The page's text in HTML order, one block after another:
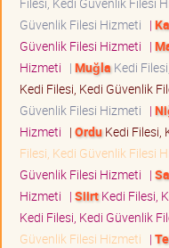
Güvenlik Filesi Hizmeti |
Güvenlik Filesi Hizmeti |
Hizmeti | Muğla Kedi
Kedi Filesi, Kedi Güvenlik
Güvenlik Filesi Hizmeti |
Hizmeti | OrduKedi Filesi,
Filesi, Kedi Güvenlik Filesi
Güvenlik Filesi Hizmeti |
Hizmeti | SiirtKedi Filesi,
Kedi Filesi, Kedi Güvenlik
Güvenlik Filesi Hizmeti |